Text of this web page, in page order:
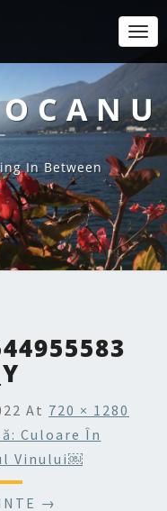
In Between
At 720 × 1280
Culoare În
Vinului￼
→